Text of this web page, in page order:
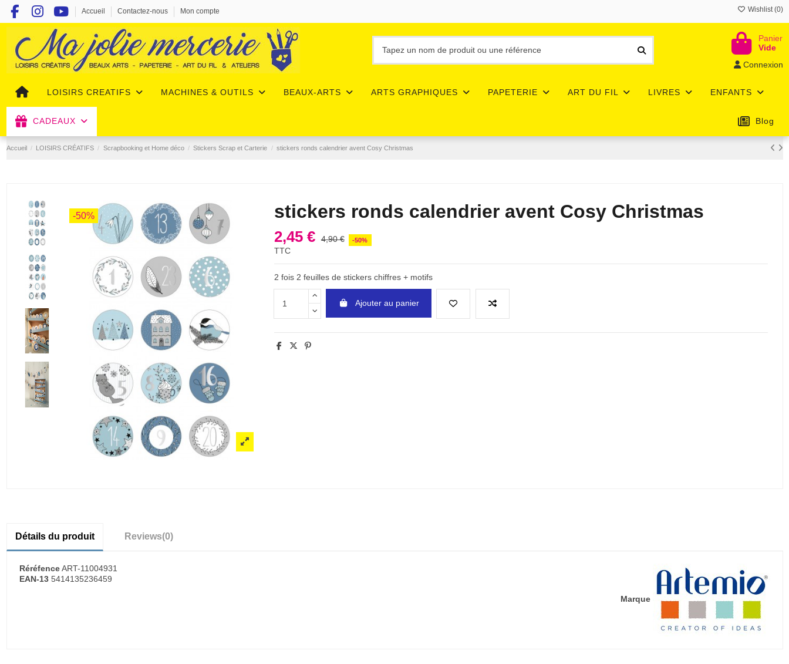
Accueil Contactez-nous Mon compte Wishlist (0)
Panier
Vide
Connexion
LOISIRS CREATIFS MACHINES & OUTILS BEAUX-ARTS ARTS GRAPHIQUES PAPETERIE ART DU FIL LIVRES ENFANTS
CADEAUX Blog
Accueil LOISIRS CRÉATIFS Scrapbooking et Home déco Stickers Scrap et Carterie stickers ronds calendrier avent Cosy Christmas
-50% stickers ronds calendrier avent Cosy Christmas
2,45 € 4,90 € -50%
TTC
2 fois 2 feuilles de stickers chiffres + motifs
Ajouter au panier
Détails du produit Reviews(0)
Marque
Réréfence ART-11004931
EAN-13 5414135236459